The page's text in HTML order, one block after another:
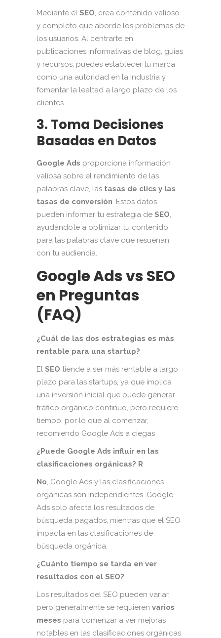
Mediante el SEO, crea contenido valioso
y completo que aborde los problemas de
los usuarios. Al centrarte en
publicaciones informativas de blog, guías
y recursos, puedes establecer tu marca
como una autoridad en la industria y
fomentar la lealtad a largo plazo de los
clientes.
3. Toma Decisiones
Basadas en Datos
Google Ads proporciona información
valiosa sobre el rendimiento de las
palabras clave, las tasas de clics y las
tasas de conversión. Estos datos
pueden informar tu estrategia de SEO,
ayudándote a optimizar tu contenido
para las palabras clave que resuenan
con tu audiencia.
Google Ads vs SEO
en Preguntas
(FAQ)
¿Cuál de las dos estrategias es más
rentable para una startup?
El SEO tiende a ser más rentable a largo
plazo para las startups, ya que implica
una inversión inicial que puede generar
tráfico orgánico continuo, pero requiere
tiempo, por lo que al comenzar,
recomiendo Google Ads a ciegas
¿Puede Google Ads influir en las
clasificaciones orgánicas? R
No, Google Ads y las clasificaciones
orgánicas son independientes. Google
Ads solo afecta los resultados de
búsqueda pagados, mientras que el SEO
impacta en las clasificaciones de
búsqueda orgánica.
¿Cuánto tiempo se tarda en ver
resultados con el SEO?
Los resultados del SEO pueden variar,
pero generalmente se requieren varios
meses para comenzar a ver mejoras
notables en las clasificaciones orgánicas